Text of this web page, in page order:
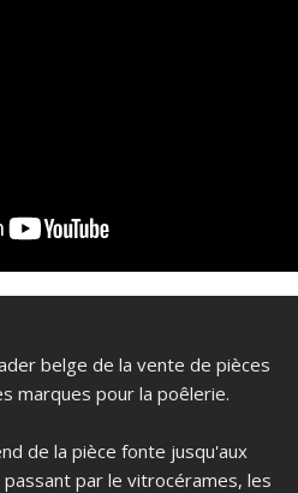
belge de la vente de pièces
marques pour la poêlerie.
de la pièce fonte jusqu'aux
par le vitrocérames, les